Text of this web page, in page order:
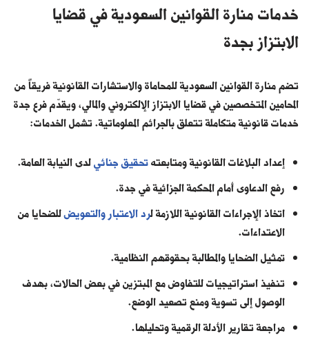
خدمات منارة القوانين السعودية في قضايا
الابتزاز بجدة
تضم منارة القوانين السعودية للمحاماة والاستشارات القانونية فريقاً من
المحامين المتخصصين في قضايا الابتزاز الإلكتروني والمالي، ويقدّم فرع جدة
خدمات قانونية متكاملة تتعلق بالجرائم المعلوماتية. تشمل الخدمات:
إعداد البلاغات القانونية ومتابعتهتحقيق جنائيلدى النيابة العامة.
رفع الدعاوى أمام المحكمة الجزائية في جدة.
اتخاذ الإجراءات القانونية اللازمة لرد الاعتبار والتعويضللضحايا من
الاعتداءات.
تمثيل الضحايا والمطالبة بحقوقهم النظامية.
تنفيذ استراتيجيات للتفاوض مع المبتزين في بعض الحالات، بهدف
الوصول إلى تسوية ومنع تصعيد الوضع.
مراجعة تقارير الأدلة الرقمية وتحليلها.